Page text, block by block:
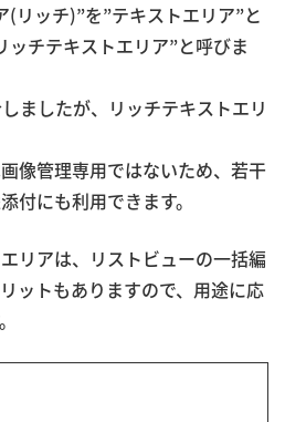
リッチ)”を”テキストエリア”と
ッチテキストエリア”と呼びま
ましたが、リッチテキストエリ
像管理専用ではないため、若干
付にも利用できます。
リアは、リストビューの一括編
ットもありますので、用途に応